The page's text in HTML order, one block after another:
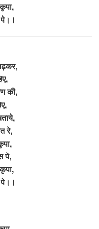
की,
रे,
पे,